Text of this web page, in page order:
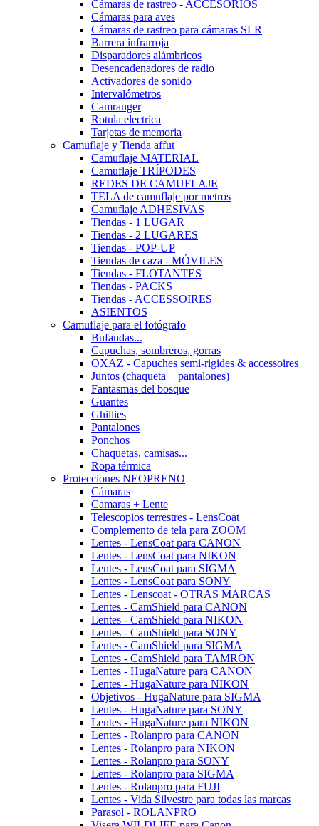
Cámaras de rastreo - ACCESORIOS
Cámaras para aves
Cámaras de rastreo para cámaras SLR
Barrera infrarroja
Disparadores alámbricos
Desencadenadores de radio
Activadores de sonido
Intervalómetros
Camranger
Rotula electrica
Tarjetas de memoria
Camuflaje y Tienda affut
Camuflaje MATERIAL
Camuflaje TRÍPODES
REDES DE CAMUFLAJE
TELA de camuflaje por metros
Camuflaje ADHESIVAS
Tiendas - 1 LUGAR
Tiendas - 2 LUGARES
Tiendas - POP-UP
Tiendas de caza - MÓVILES
Tiendas - FLOTANTES
Tiendas - PACKS
Tiendas - ACCESSOIRES
ASIENTOS
Camuflaje para el fotógrafo
Bufandas...
Capuchas, sombreros, gorras
OXAZ - Capuches semi-rigides & accessoires
Juntos (chaqueta + pantalones)
Fantasmas del bosque
Guantes
Ghillies
Pantalones
Ponchos
Chaquetas, camisas...
Ropa térmica
Protecciones NEOPRENO
Cámaras
Camaras + Lente
Telescopios terrestres - LensCoat
Complemento de tela para ZOOM
Lentes - LensCoat para CANON
Lentes - LensCoat para NIKON
Lentes - LensCoat para SIGMA
Lentes - LensCoat para SONY
Lentes - Lenscoat - OTRAS MARCAS
Lentes - CamShield para CANON
Lentes - CamShield para NIKON
Lentes - CamShield para SONY
Lentes - CamShield para SIGMA
Lentes - CamShield para TAMRON
Lentes - HugaNature para CANON
Lentes - HugaNature para NIKON
Objetivos - HugaNature para SIGMA
Lentes - HugaNature para SONY
Lentes - HugaNature para NIKON
Lentes - Rolanpro para CANON
Lentes - Rolanpro para NIKON
Lentes - Rolanpro para SONY
Lentes - Rolanpro para SIGMA
Lentes - Rolanpro para FUJI
Lentes - Vida Silvestre para todas las marcas
Parasol - ROLANPRO